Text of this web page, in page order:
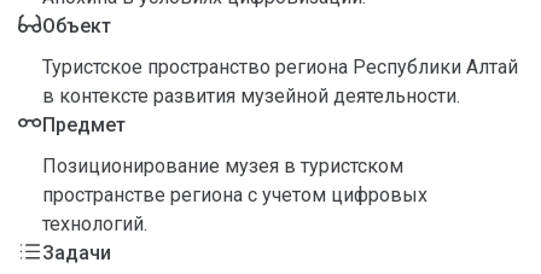
Объект
Туристское пространство региона Республики Алтай
в контексте развития музейной деятельности.
Предмет
Позиционирование музея в туристском
пространстве региона с учетом цифровых
технологий.
Задачи